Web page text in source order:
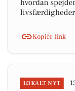
hvordan
Kopiér link
LOKALT NYT